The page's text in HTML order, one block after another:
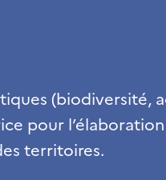
(biodiversité,
pour
territoires.